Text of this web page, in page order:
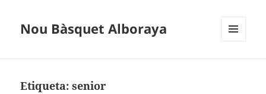
Nou Bàsquet Alboraya
Etiqueta:senior